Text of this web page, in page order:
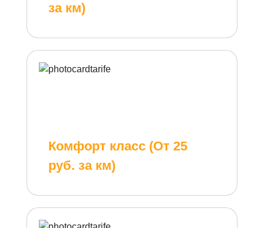
за км)
Комфорт класс (От 25
руб. за км)